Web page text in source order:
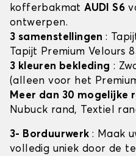
kofferbakmatAUDI S6
ontwerpen.
3 samenstellingen:
Tapijt Premium Velours
3 kleuren bekleding :
(alleen voor het
Meer dan 30 mogelijke
Nubuck rand, Textiel
3- Borduurwerk : Maak
volledig uniek door de